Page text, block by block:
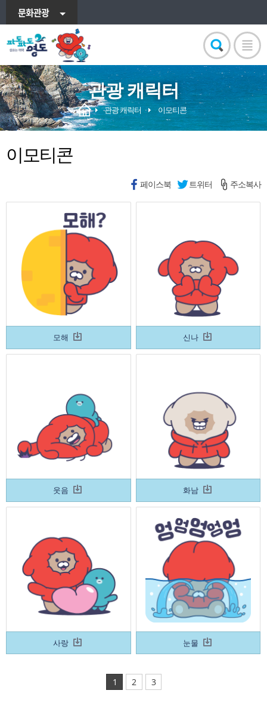
문화관광
관광 캐릭터
관광 캐릭터 이모티콘
이모티콘
페이스북 트위터 주소복사
모해 신나
웃음 화남
사랑 눈물
1 2 3